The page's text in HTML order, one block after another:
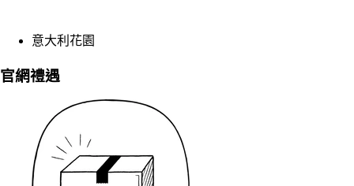
意大利花園
官網禮遇